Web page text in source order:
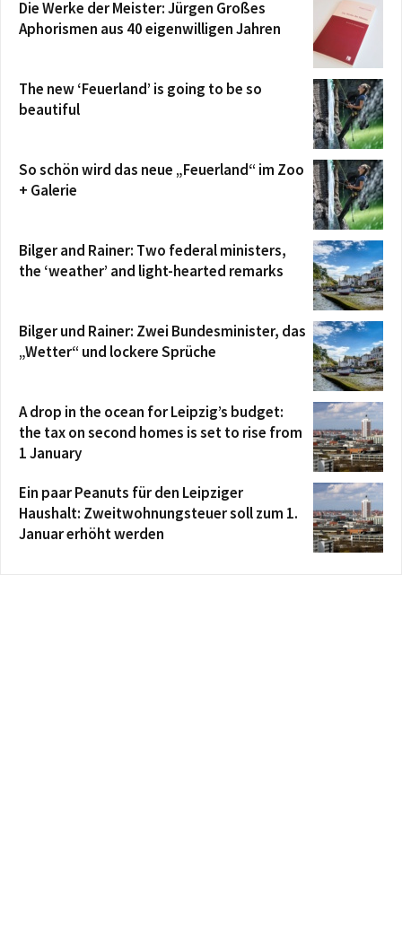
Die Werke der Meister: Jürgen Großes
Aphorismen aus 40 eigenwilligen Jahren
The new ‘Feuerland’ is going to be so
beautiful
So schön wird das neue „Feuerland“ im Zoo
+ Galerie
Bilger and Rainer: Two federal ministers,
the ‘weather’ and light-hearted remarks
Bilger und Rainer: Zwei Bundesminister, das
„Wetter“ und lockere Sprüche
A drop in the ocean for Leipzig’s budget:
the tax on second homes is set to rise from
1 January
Ein paar Peanuts für den Leipziger
Haushalt: Zweitwohnungsteuer soll zum 1.
Januar erhöht werden